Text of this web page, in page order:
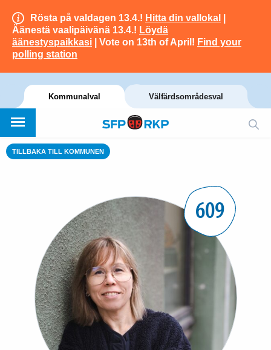
Rösta på valdagen 13.4.! Hitta din vallokal
Äänestä vaalipäivänä 13.4.! Löydä
äänestyspaikkasi | Vote on 13th of April! Find your
polling station
Kommunalval Välfärdsområdesval
TILLBAKA TILL KOMMUNEN
609